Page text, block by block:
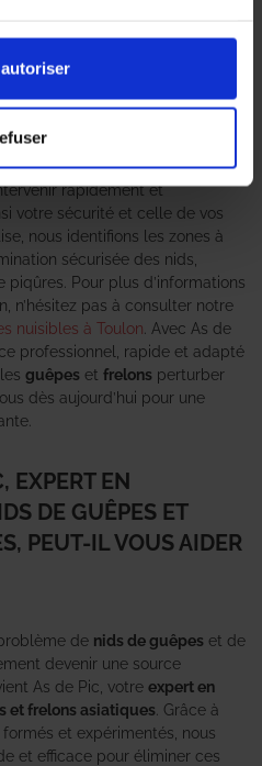
Ces nuisibles, bien que
un danger non négligeable,
en destruction de nid de
As de Pic. Notre équipe
rapidement et
votre sécurité et celle de vos
nous identifions les zones à
sécurisée des nids,
piqûres. Pour plus d’informations
n’hésitez pas à consulter notre
nuisibles à Toulon . Avec As de
professionnel, rapide et adapté
guêpes et frelons perturber
dès aujourd’hui pour une
EXPERT EN
DE GUÊPES ET
PEUT-IL VOUS AIDER
de nids de guêpes et de
devenir une source
As de Pic, votre expert en
et frelons asiatiques . Grâce à
et expérimentés, nous
et efficace pour éliminer ces